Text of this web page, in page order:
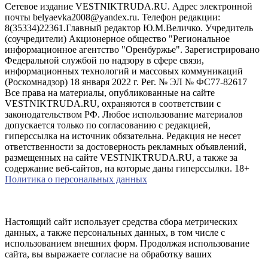
Сетевое издание VESTNIKTRUDA.RU. Адрес электронной
почты belyaevka2008@yandex.ru. Телефон редакции:
8(35334)22361.Главный редактор Ю.М.Величко. Учредитель
(соучредители) Акционерное общество "Региональное
информационное агентство "Оренбуржье". Зарегистрировано
Федеральной службой по надзору в сфере связи,
информационных технологий и массовых коммуникаций
(Роскомнадзор) 18 января 2022 г. Рег. № ЭЛ № ФС77-82617
Все права на материалы, опубликованные на сайте
VESTNIKTRUDA.RU, охраняются в соответствии с
законодательством РФ. Любое использование материалов
допускается только по согласованию с редакцией,
гиперссылка на источник обязательна. Редакция не несет
ответственности за достоверность рекламных объявлений,
размещенных на сайте VESTNIKTRUDA.RU, а также за
содержание веб-сайтов, на которые даны гиперссылки. 18+
Политика о персональных данных
Настоящий сайт использует средства сбора метрических
данных, а также персональных данных, в том числе с
использованием внешних форм. Продолжая использование
сайта, вы выражаете согласие на обработку ваших